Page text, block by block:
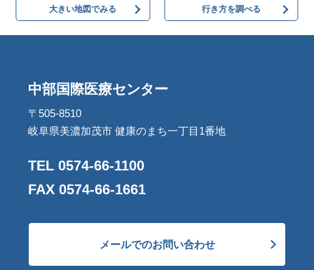
大きい地図でみる 行き方を調べる
中部国際医療センター
〒505-8510
岐阜県美濃加茂市 健康のまち一丁目1番地
TEL 0574-66-1100
FAX 0574-66-1661
メールでのお問い合わせ